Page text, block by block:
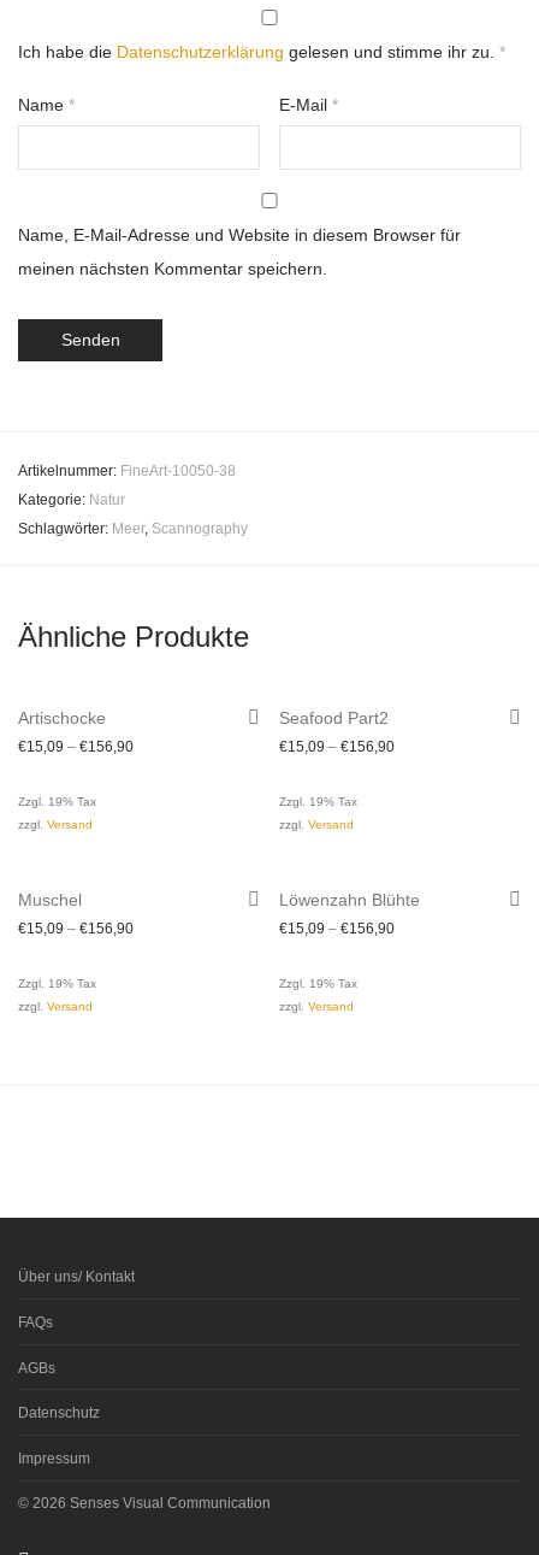
Ich habe die Datenschutzerklärung gelesen und stimme ihr zu. *
Name * E-Mail*
Name, E-Mail-Adresse und Website in diesem Browser für
meinen nächsten Kommentar speichern.
Artikelnummer: FineArt-10050-38
Kategorie: Natur
Schlagwörter: Meer, Scannography
Ähnliche Produkte
Artischocke
€15,09 – €156,90
Zzgl. 19% Tax
zzgl. Versand
Seafood Part2
€15,09 – €156,90
Zzgl. 19% Tax
zzgl. Versand
Muschel
€15,09 – €156,90
Zzgl. 19% Tax
zzgl. Versand
Löwenzahn Blühte
€15,09 – €156,90
Zzgl. 19% Tax
zzgl. Versand
Über uns/ Kontakt
FAQs
AGBs
Datenschutz
Impressum
© 2026 Senses Visual Communication